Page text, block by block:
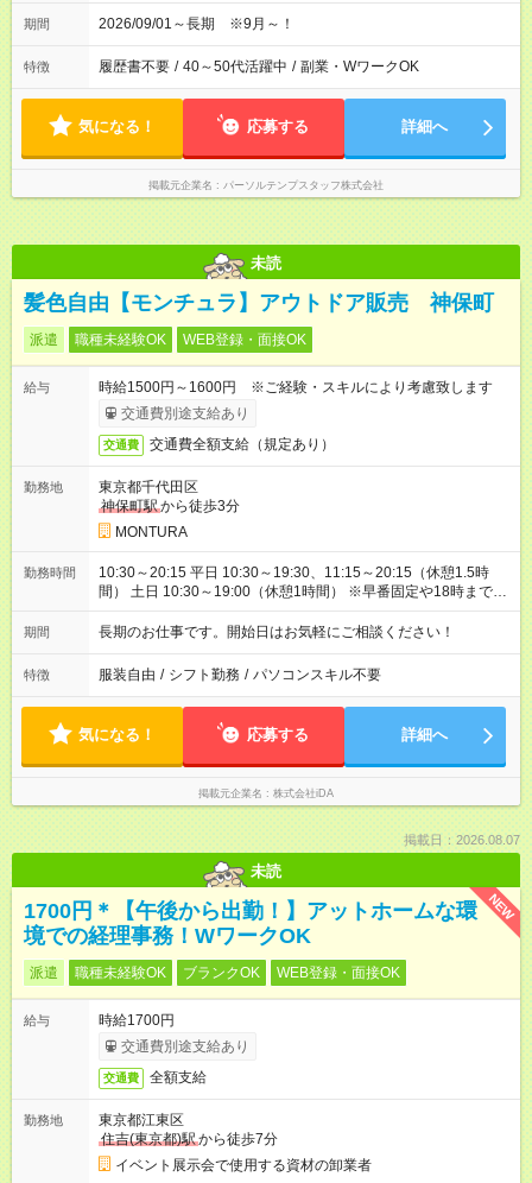
期間 2026/09/01～長期 ※9月～！
特徴 履歴書不要 / 40～50代活躍中 / 副業・WワークOK
気になる！ 応募する 詳細へ
掲載元企業名 パーソルテンプスタッフ株式会社
未読
髪色自由【モンチュラ】アウトドア販売 神保町
派遣 職種未経験OK WEB登録・面接OK
給与
時給1500円～1600円 ※ご経験・スキルにより考慮致します
交通費別途支給あり
交通費 交通費全額支給（規定あり）
勤務地
東京都千代田区
神保町駅から徒歩3分
MONTURA
勤務時間
10:30～20:15 平日 10:30～19:30、11:15～20:15（休憩1.5時
間） 土日 10:30～19:00（休憩1時間） ※早番固定や18時まで時
短など勤務時間の相談OK
期間 長期のお仕事です。開始日はお気軽にご相談ください！
特徴 服装自由 / シフト勤務 / パソコンスキル不要
気になる！ 応募する 詳細へ
掲載元企業名 株式会社iDA
掲載日：2026.08.07
未読
NEW
1700円＊【午後から出勤！】アットホームな環
境での経理事務！WワークOK
派遣 職種未経験OK ブランクOK WEB登録・面接OK
給与
時給1700円
交通費別途支給あり
交通費 全額支給
勤務地
東京都江東区
住吉(東京都)駅から徒歩7分
イベント展示会で使用する資材の卸業者